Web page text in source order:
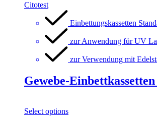
Citotest
Einbettungskassetten
zur Anwendung für UV
zur Verwendung mit
Gewebe-
Select options